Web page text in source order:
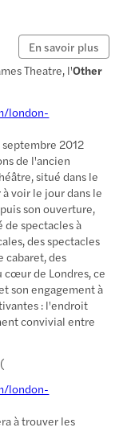
En savoir plus
Theatre, l'Other
london-
2012
de l'ancien
situé dans le
voir le jour dans le
son ouverture,
spectacles à
des spectacles
cabaret, des
cœur de Londres, ce
son engagement à
: l'endroit
convivial entre
(
london-
à trouver les